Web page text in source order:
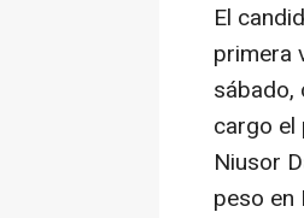
El
primera
sábado,
cargo el
Niusor
peso en